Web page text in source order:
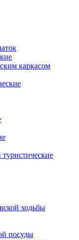
каркасом
ходьбы
посуды